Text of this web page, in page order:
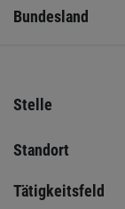
Bundesland
Stelle
Standort
Tätigkeitsfeld